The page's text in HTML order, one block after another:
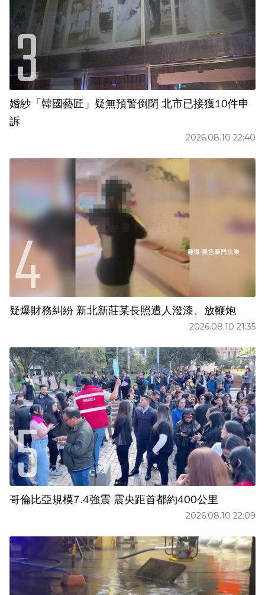
婚紗「韓國藝匠」疑無預警倒閉 北市已接獲10件申
訴
2026.08.10 22:40
疑爆財務糾紛 新北新莊某長照遭人潑漆、放鞭炮
2026.08.10 21:35
哥倫比亞規模7.4強震 震央距首都約400公里
2026.08.10 22:09